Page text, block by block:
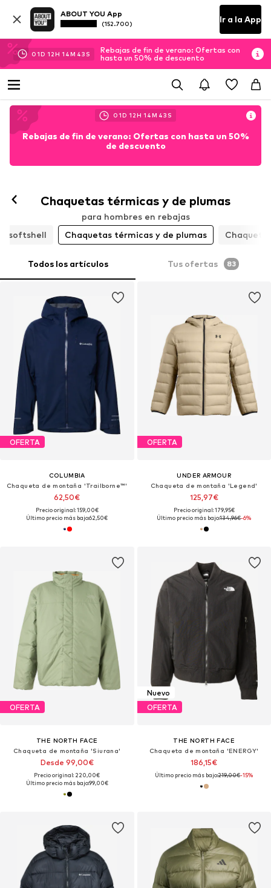
ABOUT YOU App
(152.700) Ir a la App
01D 12H 14M 41 S
Rebajas de fin de verano: Ofertas con
hasta un 50% de descuento
01D 12H 14M 41 S
Rebajas de fin de verano: Ofertas con hasta un 50%
de descuento
Chaquetas térmicas y de plumas
para hombres en rebajas
softshell
Chaquetas térmicas y de plumas
Todos los artículos Tus ofertas 83
OFERTA
COLUMBIA
Chaqueta de montaña 'Trailborne™'
62,50€
Precio original: 159,00€
Último precio más bajo:62,50€
OFERTA
UNDER ARMOUR
Chaqueta de montaña 'Legend'
125,97€
Precio original: 179,95€
Último precio más bajo:134,96€-6%
OFERTA
THE NORTH FACE
Chaqueta de montaña 'Siurana'
Desde 99,00€
Precio original: 220,00€
Último precio más bajo:99,00€
Nuevo
OFERTA
THE NORTH FACE
Chaqueta de montaña 'ENERGY'
186,15€
Último precio más bajo:219,00€-15%